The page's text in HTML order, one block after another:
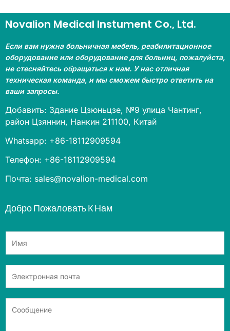
Novalion Medical Instument Co., Ltd.
Если вам нужна больничная мебель, реабилитационное
оборудование или оборудование для больниц, пожалуйста,
не стесняйтесь обращаться к нам. У нас отличная
техническая команда, и мы сможем быстро ответить на
ваши запросы.
Добавить: Здание Цзюньцзе, №9 улица Чантинг,
район Цзяннин, Нанкин 211100, Китай
Whatsapp: +86-18112909594
Телефон: +86-18112909594
Почта: sales@novalion-medical.com
Добро Пожаловать К Нам